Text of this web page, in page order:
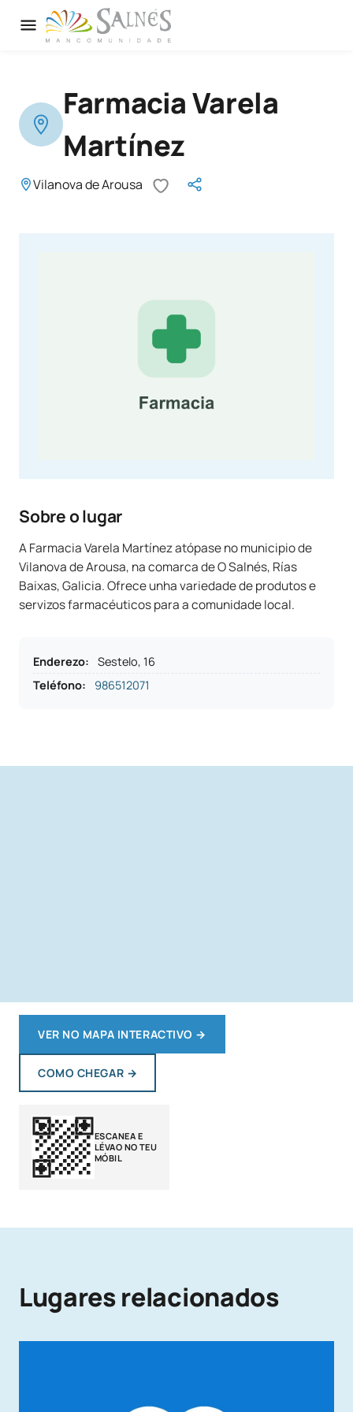
Farmacia Varela
Martínez
Vilanova de Arousa
Sobre o lugar
A Farmacia Varela Martínez atópase no municipio de
Vilanova de Arousa, na comarca de O Salnés, Rías
Baixas, Galicia. Ofrece unha variedade de produtos e
servizos farmacéuticos para a comunidade local.
Enderezo:
Sestelo, 16
Teléfono: 986512071
VER NO MAPA INTERACTIVO →
COMO CHEGAR →
ESCANEA E
LÉVAO NO TEU
MÓBIL
Lugares relacionados